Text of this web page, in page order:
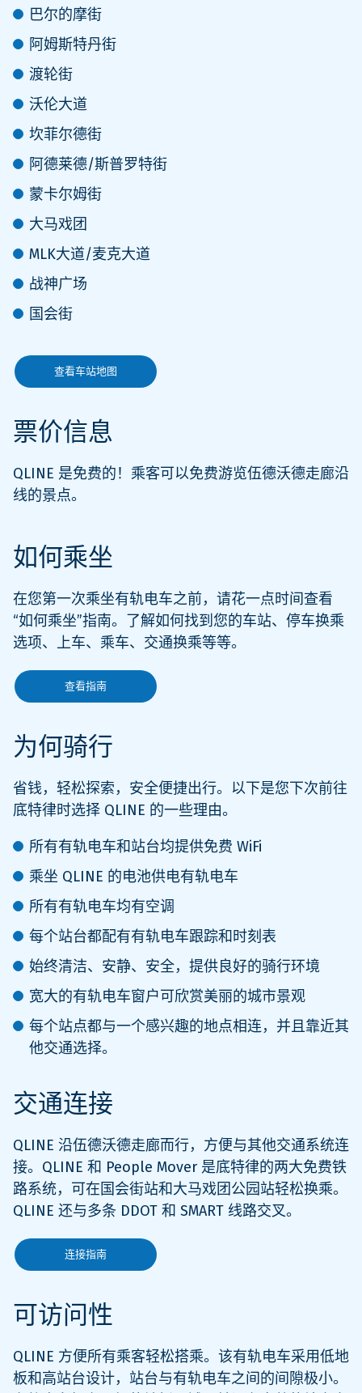
巴尔的摩街
阿姆斯特丹街
渡轮街
沃伦大道
坎菲尔德街
阿德莱德/斯普罗特街
蒙卡尔姆街
大马戏团
MLK大道/麦克大道
战神广场
国会街
查看车站地图
票价信息
QLINE 是免费的！乘客可以免费游览伍德沃德走廊沿
线的景点。
如何乘坐
在您第一次乘坐有轨电车之前，请花一点时间查看
“如何乘坐”指南。了解如何找到您的车站、停车换乘
选项、上车、乘车、交通换乘等等。
查看指南
为何骑行
省钱，轻松探索，安全便捷出行。以下是您下次前往
底特律时选择 QLINE 的一些理由。
所有有轨电车和站台均提供免费 WiFi
乘坐 QLINE 的电池供电有轨电车
所有有轨电车均有空调
每个站台都配有有轨电车跟踪和时刻表
始终清洁、安静、安全，提供良好的骑行环境
宽大的有轨电车窗户可欣赏美丽的城市景观
每个站点都与一个感兴趣的地点相连，并且靠近其
他交通选择。
交通连接
QLINE 沿伍德沃德走廊而行，方便与其他交通系统连
接。QLINE 和 People Mover 是底特律的两大免费铁
路系统，可在国会街站和大马戏团公园站轻松换乘。
QLINE 还与多条 DDOT 和 SMART 线路交叉。
连接指南
可访问性
QLINE 方便所有乘客轻松搭乘。该有轨电车采用低地
板和高站台设计，站台与有轨电车之间的间隙极小。